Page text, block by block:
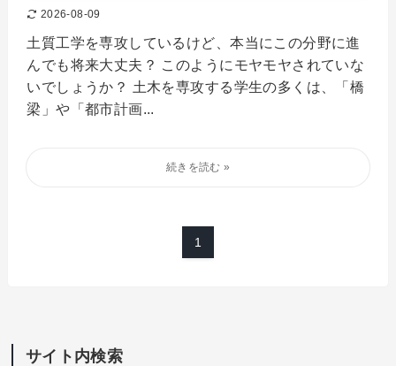
2026-08-09
土質工学を専攻しているけど、本当にこの分野に進
んでも将来大丈夫？ このようにモヤモヤされていな
いでしょうか？ 土木を専攻する学生の多くは、「橋
梁」や「都市計画...
1
サイト内検索